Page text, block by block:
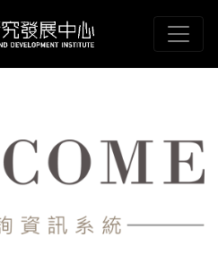
藝研究發